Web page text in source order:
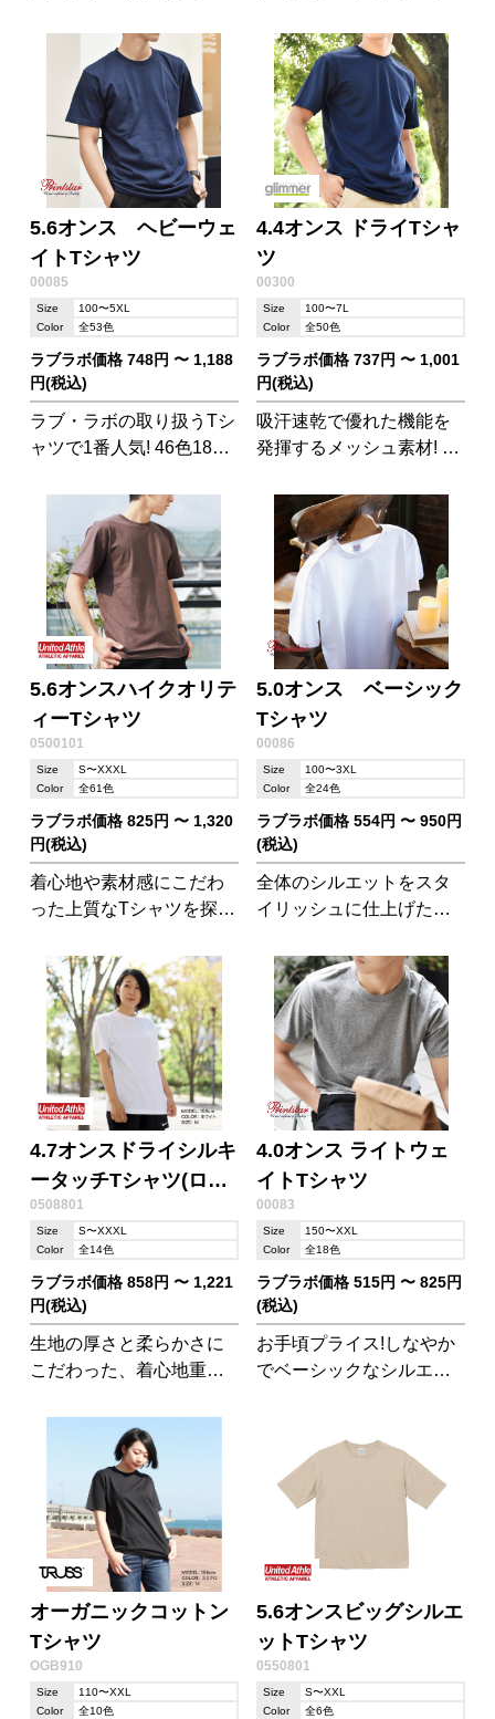
通気性抜群、軽くて動き
やすく、スポーツやイベ
ントにぴったりです!
シャレにさわやかに。
5.6オンス ヘビーウェ
イトTシャツ
00085
Size
100〜5XL
Color
全53色
ラブラボ価格 748円 〜 1,188
円(税込)
ラブ・ラボの取り扱うTシ
ャツで1番人気! 46色18サ
の生地は丈夫です。キッ
ズ、レディース、メンズ
OK。
4.4オンス ドライTシャ
ツ
00300
Size
100〜7L
Color
全50色
ラブラボ価格 737円 〜 1,001
円(税込)
吸汗速乾で優れた機能を
発揮するメッシュ素材! ド
ア。人気No.1のTシャツ!
5.6オンスハイクオリテ
ィーTシャツ
0500101
Size
S〜XXXL
Color
全61色
ラブラボ価格 825円 〜 1,320
円(税込)
着心地や素材感にこだわ
った上質なTシャツを探し
5.0オンス ベーシック
Tシャツ
00086
Size
100〜3XL
Color
全24色
ラブラボ価格 554円 〜 950円
(税込)
全体のシルエットをスタ
イリッシュに仕上げた、
ドなTシャツです。
4.7オンスドライシルキ
ータッチTシャツ(ロー
ブリード)
0508801
Size
S〜XXXL
Color
全14色
ラブラボ価格 858円 〜 1,221
円(税込)
生地の厚さと柔らかさに
こだわった、着心地重視
4.0オンス ライトウェ
イトTシャツ
00083
Size
150〜XXL
Color
全18色
ラブラボ価格 515円 〜 825円
(税込)
お手頃プライス!しなやか
でベーシックなシルエッ
オーガニックコットン
Tシャツ
OGB910
Size
110〜XXL
Color
全10色
5.6オンスビッグシルエ
ットTシャツ
0550801
Size
S〜XXL
Color
全6色